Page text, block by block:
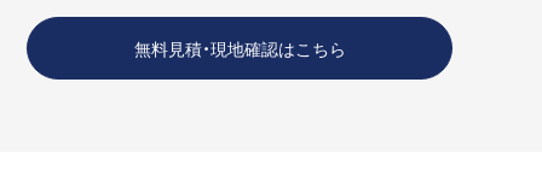
無料見積・現地確認はこちら